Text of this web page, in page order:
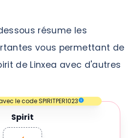
résume les
vous permettant de
de Linxea avec d'autres
le code SPIRITPER1023
Spirit